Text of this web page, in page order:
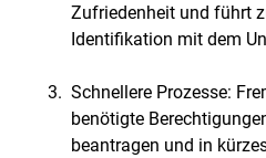
Zufriedenheit und führt
Identifikation mit dem
Schnellere Prozesse:
benötigte
beantragen und in